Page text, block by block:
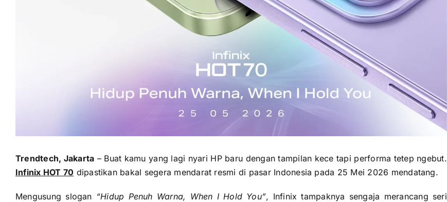
Trendtech, Jakarta – Buat kamu yang lagi nyari HP baru dengan tampilan kece tapi performa tetep ngebut.
Infinix HOT 70 dipastikan bakal segera mendarat resmi di pasar Indonesia pada 25 Mei 2026 mendatang.
Mengusung slogan “Hidup Penuh Warna, When I Hold You”, Infinix tampaknya sengaja merancang seri